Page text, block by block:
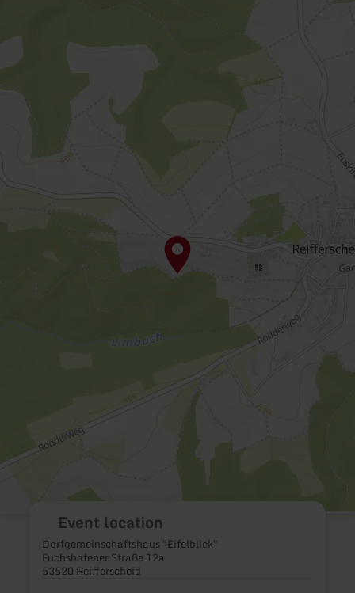
Event location
Dorfgemeinschaftshaus "Eifelblick"
Fuchshofener Straße 12a
53520 Reifferscheid